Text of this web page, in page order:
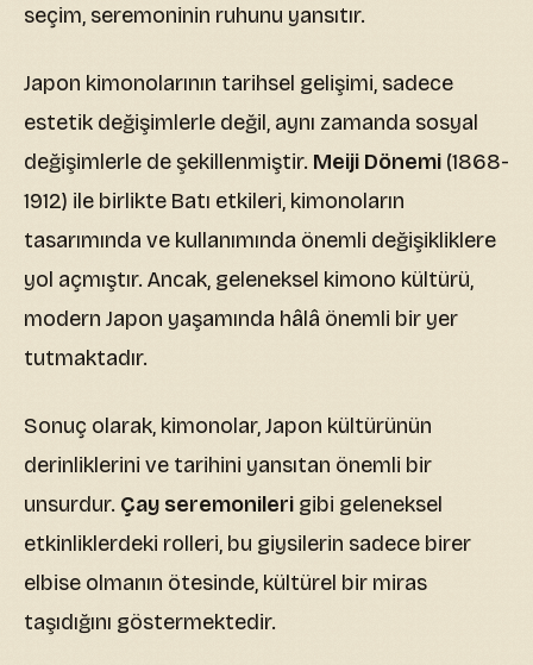
seçim, seremoninin ruhunu yansıtır.
Japon kimonolarının tarihsel gelişimi, sadece
estetik değişimlerle değil, aynı zamanda sosyal
değişimlerle de şekillenmiştir. Meiji Dönemi (1868-
1912) ile birlikte Batı etkileri, kimonoların
tasarımında ve kullanımında önemli değişikliklere
yol açmıştır. Ancak, geleneksel kimono kültürü,
modern Japon yaşamında hâlâ önemli bir yer
tutmaktadır.
Sonuç olarak, kimonolar, Japon kültürünün
derinliklerini ve tarihini yansıtan önemli bir
unsurdur. Çay seremonileri gibi geleneksel
etkinliklerdeki rolleri, bu giysilerin sadece birer
elbise olmanın ötesinde, kültürel bir miras
taşıdığını göstermektedir.